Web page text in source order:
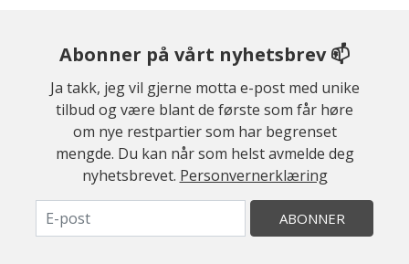
Abonner på vårt nyhetsbrev 📫
Ja takk, jeg vil gjerne motta e-post med unike
tilbud og være blant de første som får høre
om nye restpartier som har begrenset
mengde. Du kan når som helst avmelde deg
nyhetsbrevet. Personvernerklæring
ABONNER